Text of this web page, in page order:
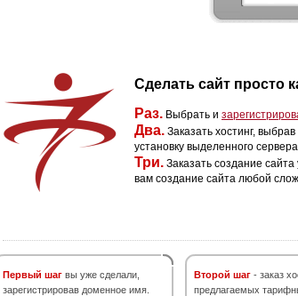
Сделать сайт просто
Раз. Выбрать и
Два. Заказать хостинг,
установку выделенного
Три. Заказать создание
вам создание сайта любой
Первый шаг вы уже сделали,
зарегистрировав доменное имя.
Второй шаг - заказ
предлагаемых